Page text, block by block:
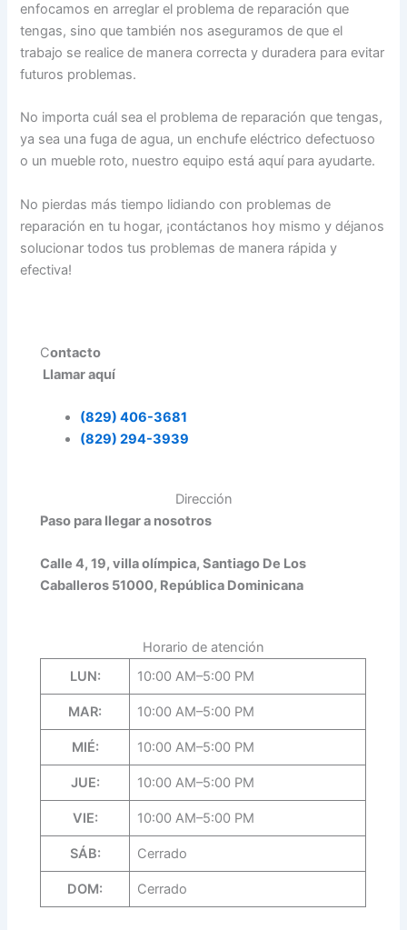
enfocamos en arreglar el problema de reparación que
tengas, sino que también nos aseguramos de que el
trabajo se realice de manera correcta y duradera para evitar
futuros problemas.
No importa cuál sea el problema de reparación que tengas,
ya sea una fuga de agua, un enchufe eléctrico defectuoso
o un mueble roto, nuestro equipo está aquí para ayudarte.
No pierdas más tiempo lidiando con problemas de
reparación en tu hogar, ¡contáctanos hoy mismo y déjanos
solucionar todos tus problemas de manera rápida y
efectiva!
Contacto
Llamar aquí
(829) 406-3681
(829) 294-3939
Dirección
Paso para llegar a nosotros
Calle 4, 19, villa olímpica, Santiago De Los
Caballeros 51000, República Dominicana
Horario de atención
LUN:
10:00 AM–5:00 PM
MAR: 10:00 AM–5:00 PM
MIÉ: 10:00 AM–5:00 PM
JUE: 10:00 AM–5:00 PM
VIE: 10:00 AM–5:00 PM
SÁB: Cerrado
DOM: Cerrado